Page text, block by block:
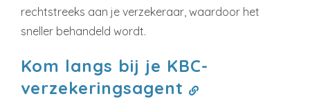
rechtstreeks aan je verzekeraar, waardoor het
sneller behandeld wordt.
Kom langs bij je KBC-
verzekeringsagent